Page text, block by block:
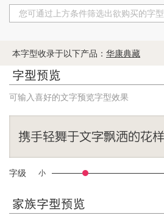
您可通过上方条件筛选出欲购买的字型
本字型收录于以下产品： 华康典藏
字型预览
可输入喜好的文字预览字型效果
字级 小
家族字型预览